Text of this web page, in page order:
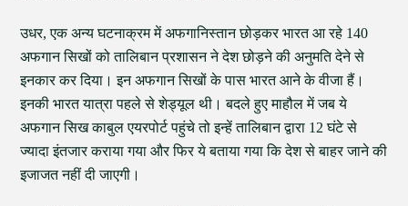
उधर, एक अन्य घटनाक्रम में अफगानिस्तान छोड़कर भारत आ रहे 140
अफगान सिखों को तालिबान प्रशासन ने देश छोड़ने की अनुमति देने से
इनकार कर दिया। इन अफगान सिखों के पास भारत आने के वीजा हैं।
इनकी भारत यात्रा पहले से शेड्यूल थी। बदले हुए माहौल में जब ये
अफगान सिख काबुल एयरपोर्ट पहुंचे तो इन्हें तालिबान द्वारा 12 घंटे से
ज्यादा इंतजार कराया गया और फिर ये बताया गया कि देश से बाहर जाने की
इजाजत नहीं दी जाएगी।